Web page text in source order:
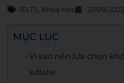
IELTS, Khóa Học 21/09/2022
MỤC LỤC
Vì sao nên lựa chọn
ediate